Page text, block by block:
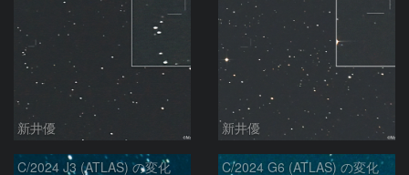
新井優 新井優
C/2024 J3 (ATLAS) の変化 C/2024 G6 (ATLAS) の変化